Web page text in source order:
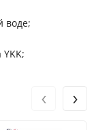
воде;
‹ ›